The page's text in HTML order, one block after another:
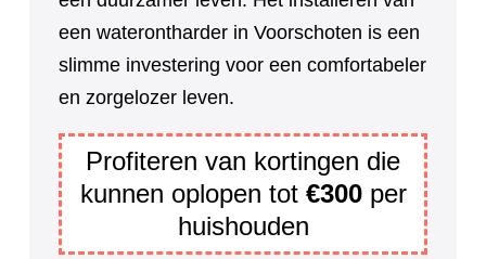
een waterontharder in Voorschoten is een
slimme investering voor een comfortabeler
en zorgelozer leven.
Profiteren van kortingen die
kunnen oplopen tot €300 per
huishouden